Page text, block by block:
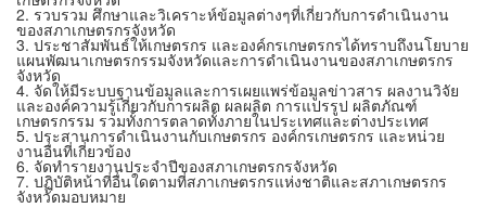
2. รวบรวม ศึกษาและวิเคราะห์ข้อมูลต่างๆที่เกี่ยวกับการดำเนินงาน
ของสภาเกษตรกรจังหวัด
3. ประชาสัมพันธ์ให้เกษตรกร และองค์กรเกษตรกรได้ทราบถึงนโยบาย
แผนพัฒนาเกษตรกรรมจังหวัดและการดำเนินงานของสภาเกษตรกร
จังหวัด
4. จัดให้มีระบบฐานข้อมูลและการเผยแพร่ข้อมูลข่าวสาร ผลงานวิจัย
และองค์ความรู้เกี่ยวกับการผลิต ผลผลิต การแปรรูป ผลิตภัณฑ์
เกษตรกรรม รวมทั้งการตลาดทั้งภายในประเทศและต่างประเทศ
5. ประสานการดำเนินงานกับเกษตรกร องค์กรเกษตรกร และหน่วย
งานอื่นที่เกี่ยวข้อง
6. จัดทำรายงานประจำปีของสภาเกษตรกรจังหวัด
7. ปฏิบัติหน้าที่อื่นใดตามที่สภาเกษตรกรแห่งชาติและสภาเกษตรกร
จังหวัดมอบหมาย